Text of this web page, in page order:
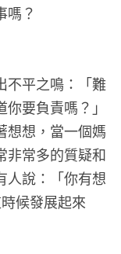
嗎？
不平之鳴：「難
要負責嗎？」
想想，當一個媽
非常多的質疑和
人說：「你有想
候發展起來